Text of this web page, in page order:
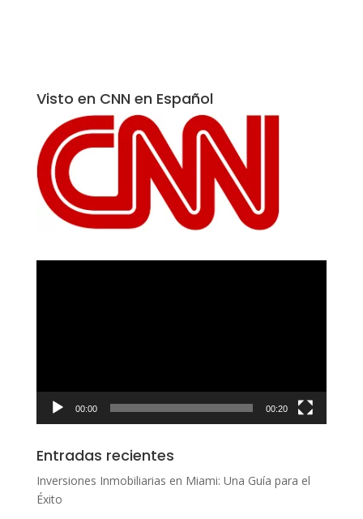
Visto en CNN en Español
00:00 00:20
Entradas recientes
Inversiones Inmobiliarias en Miami: Una Guía para el
Éxito